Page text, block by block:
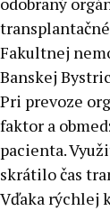
Fakultnej
Banskej
Pri prevoze
faktor a
pacienta.
skrátilo čas
Vďaka rýchlej